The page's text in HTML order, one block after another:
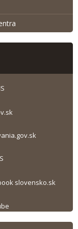
slovensko.sk